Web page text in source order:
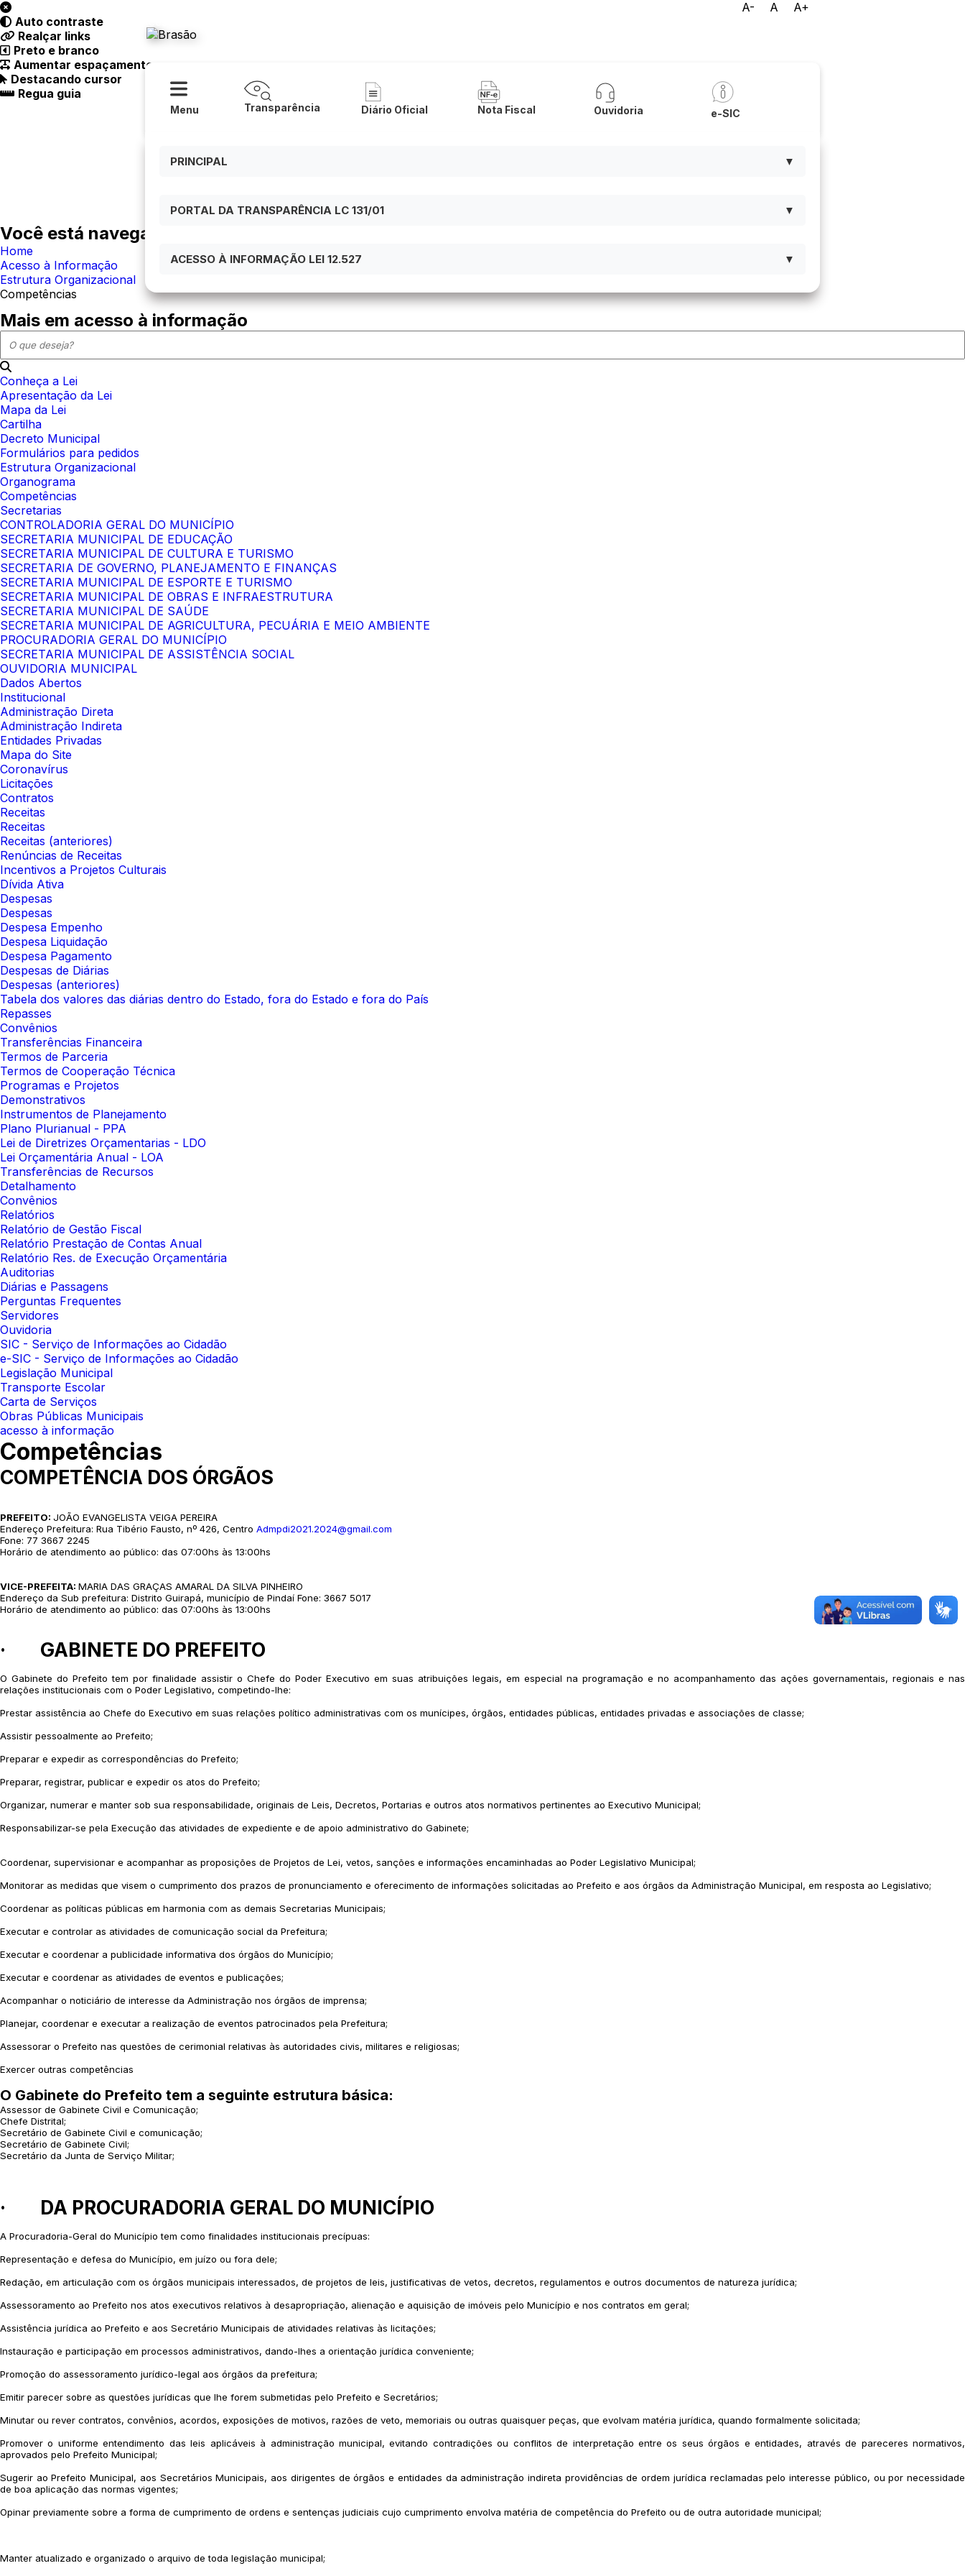
A- A
A+
Menu Transparência Diário Oficial Nota Fiscal Ouvidoria e-SIC
PRINCIPAL ▼
PORTAL DA TRANSPARÊNCIA LC 131/01 ▼
ACESSO À INFORMAÇÃO LEI 12.527 ▼
Auto contraste
Realçar links
Preto e branco
Aumentar espaçamento
Destacando cursor
Regua guia
Você está navegando em:
Home
Acesso à Informação
Estrutura Organizacional
Competências
Mais em acesso à informação
Conheça a Lei
Apresentação da Lei
Mapa da Lei
Cartilha
Decreto Municipal
Formulários para pedidos
Estrutura Organizacional
Organograma
Competências
Secretarias
CONTROLADORIA GERAL DO MUNICÍPIO
SECRETARIA MUNICIPAL DE EDUCAÇÃO
SECRETARIA MUNICIPAL DE CULTURA E TURISMO
SECRETARIA DE GOVERNO, PLANEJAMENTO E FINANÇAS
SECRETARIA MUNICIPAL DE ESPORTE E TURISMO
SECRETARIA MUNICIPAL DE OBRAS E INFRAESTRUTURA
SECRETARIA MUNICIPAL DE SAÚDE
SECRETARIA MUNICIPAL DE AGRICULTURA, PECUÁRIA E MEIO AMBIENTE
PROCURADORIA GERAL DO MUNICÍPIO
SECRETARIA MUNICIPAL DE ASSISTÊNCIA SOCIAL
OUVIDORIA MUNICIPAL
Dados Abertos
Institucional
Administração Direta
Administração Indireta
Entidades Privadas
Mapa do Site
Coronavírus
Licitações
Contratos
Receitas
Receitas
Receitas (anteriores)
Renúncias de Receitas
Incentivos a Projetos Culturais
Dívida Ativa
Despesas
Despesas
Despesa Empenho
Despesa Liquidação
Despesa Pagamento
Despesas de Diárias
Despesas (anteriores)
Tabela dos valores das diárias dentro do Estado, fora do Estado e fora do País
Repasses
Convênios
Transferências Financeira
Termos de Parceria
Termos de Cooperação Técnica
Programas e Projetos
Demonstrativos
Instrumentos de Planejamento
Plano Plurianual - PPA
Lei de Diretrizes Orçamentarias - LDO
Lei Orçamentária Anual - LOA
Transferências de Recursos
Detalhamento
Convênios
Relatórios
Relatório de Gestão Fiscal
Relatório Prestação de Contas Anual
Relatório Res. de Execução Orçamentária
Auditorias
Diárias e Passagens
Perguntas Frequentes
Servidores
Ouvidoria
SIC - Serviço de Informações ao Cidadão
e-SIC - Serviço de Informações ao Cidadão
Legislação Municipal
Transporte Escolar
Carta de Serviços
Obras Públicas Municipais
acesso à informação
Competências
COMPETÊNCIA DOS ÓRGÃOS
PREFEITO: JOÃO EVANGELISTA VEIGA PEREIRA
Endereço Prefeitura: Rua Tibério Fausto, nº 426, Centro Admpdi2021.2024@gmail.com
Fone: 77 3667 2245
Horário de atendimento ao público: das 07:00hs às 13:00hs
VICE-PREFEITA: MARIA DAS GRAÇAS AMARAL DA SILVA PINHEIRO
Endereço da Sub prefeitura: Distrito Guirapá, município de Pindaí Fone: 3667 5017
Horário de atendimento ao público: das 07:00hs às 13:00hs
· GABINETE DO PREFEITO
O Gabinete do Prefeito tem por finalidade assistir o Chefe do Poder Executivo em suas atribuições legais, em especial na programação e no acompanhamento das ações governamentais, regionais e nas
relações institucionais com o Poder Legislativo, competindo-lhe:
Prestar assistência ao Chefe do Executivo em suas relações político administrativas com os munícipes, órgãos, entidades públicas, entidades privadas e associações de classe;
Assistir pessoalmente ao Prefeito;
Preparar e expedir as correspondências do Prefeito;
Preparar, registrar, publicar e expedir os atos do Prefeito;
Organizar, numerar e manter sob sua responsabilidade, originais de Leis, Decretos, Portarias e outros atos normativos pertinentes ao Executivo Municipal;
Responsabilizar-se pela Execução das atividades de expediente e de apoio administrativo do Gabinete;
Coordenar, supervisionar e acompanhar as proposições de Projetos de Lei, vetos, sanções e informações encaminhadas ao Poder Legislativo Municipal;
Monitorar as medidas que visem o cumprimento dos prazos de pronunciamento e oferecimento de informações solicitadas ao Prefeito e aos órgãos da Administração Municipal, em resposta ao Legislativo;
Coordenar as políticas públicas em harmonia com as demais Secretarias Municipais;
Executar e controlar as atividades de comunicação social da Prefeitura;
Executar e coordenar a publicidade informativa dos órgãos do Município;
Executar e coordenar as atividades de eventos e publicações;
Acompanhar o noticiário de interesse da Administração nos órgãos de imprensa;
Planejar, coordenar e executar a realização de eventos patrocinados pela Prefeitura;
Assessorar o Prefeito nas questões de cerimonial relativas às autoridades civis, militares e religiosas;
Exercer outras competências
O Gabinete do Prefeito tem a seguinte estrutura básica:
Assessor de Gabinete Civil e Comunicação;
Chefe Distrital;
Secretário de Gabinete Civil e comunicação;
Secretário de Gabinete Civil;
Secretário da Junta de Serviço Militar;
· DA PROCURADORIA GERAL DO MUNICÍPIO
A Procuradoria-Geral do Município tem como finalidades institucionais precípuas:
Representação e defesa do Município, em juízo ou fora dele;
Redação, em articulação com os órgãos municipais interessados, de projetos de leis, justificativas de vetos, decretos, regulamentos e outros documentos de natureza jurídica;
Assessoramento ao Prefeito nos atos executivos relativos à desapropriação, alienação e aquisição de imóveis pelo Município e nos contratos em geral;
Assistência jurídica ao Prefeito e aos Secretário Municipais de atividades relativas às licitações;
Instauração e participação em processos administrativos, dando-lhes a orientação jurídica conveniente;
Promoção do assessoramento jurídico-legal aos órgãos da prefeitura;
Emitir parecer sobre as questões jurídicas que lhe forem submetidas pelo Prefeito e Secretários;
Minutar ou rever contratos, convênios, acordos, exposições de motivos, razões de veto, memoriais ou outras quaisquer peças, que evolvam matéria jurídica, quando formalmente solicitada;
Promover o uniforme entendimento das leis aplicáveis à administração municipal, evitando contradições ou conflitos de interpretação entre os seus órgãos e entidades, através de pareceres normativos,
aprovados pelo Prefeito Municipal;
Sugerir ao Prefeito Municipal, aos Secretários Municipais, aos dirigentes de órgãos e entidades da administração indireta providências de ordem jurídica reclamadas pelo interesse público, ou por necessidade
de boa aplicação das normas vigentes;
Opinar previamente sobre a forma de cumprimento de ordens e sentenças judiciais cujo cumprimento envolva matéria de competência do Prefeito ou de outra autoridade municipal;
Manter atualizado e organizado o arquivo de toda legislação municipal;